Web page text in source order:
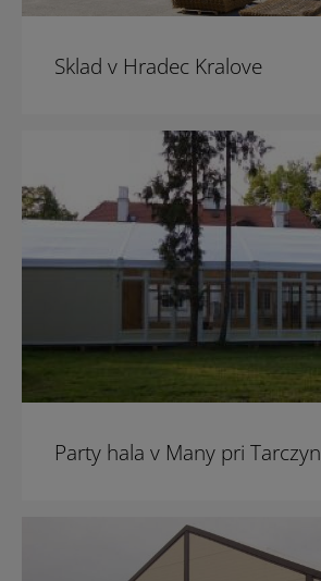
Sklad v Hradec Kralove
Party hala v Many pri Tarczyn